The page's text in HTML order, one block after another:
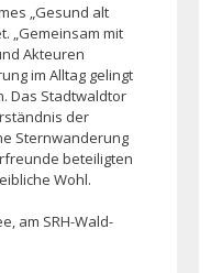
„Gesund alt
„Gemeinsam mit
Akteuren
im Alltag gelingt
Das Stadtwaldtor
der
Sternwanderung
beteiligten
Wohl.
am SRH-Wald-